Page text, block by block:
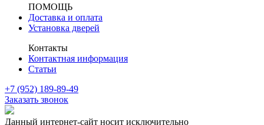
ПОМОЩЬ
Доставка и оплата
Установка дверей
Контакты
Контактная информация
Статьи
+7 (952) 189-89-49
Заказать звонок
Данный интернет-сайт носит исключительно